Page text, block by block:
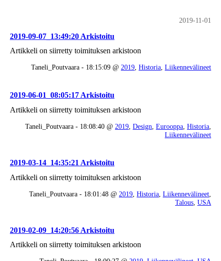
2019-11-01
2019-09-07_13:49:20 Arkistoitu
Artikkeli on siirretty toimituksen arkistoon
Taneli_Poutvaara - 18:15:09 @ 2019 Historia Liikennevälineet
2019-06-01_08:05:17 Arkistoitu
Artikkeli on siirretty toimituksen arkistoon
Taneli_Poutvaara - 18:08:40 @ 2019 Design Eurooppa Historia
Liikennevälineet
2019-03-14_14:35:21 Arkistoitu
Artikkeli on siirretty toimituksen arkistoon
Taneli_Poutvaara - 18:01:48 @ 2019 Historia Liikennevälineet
Talous USA
2019-02-09_14:20:56 Arkistoitu
Artikkeli on siirretty toimituksen arkistoon